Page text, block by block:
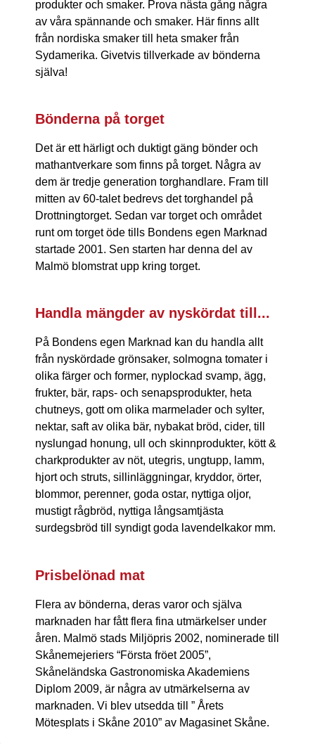
produkter och smaker. Prova nästa gång några
av våra spännande och smaker. Här finns allt
från nordiska smaker till heta smaker från
Sydamerika. Givetvis tillverkade av bönderna
själva!
Bönderna på torget
Det är ett härligt och duktigt gäng bönder och
mathantverkare som finns på torget. Några av
dem är tredje generation torghandlare. Fram till
mitten av 60-talet bedrevs det torghandel på
Drottningtorget. Sedan var torget och området
runt om torget öde tills Bondens egen Marknad
startade 2001. Sen starten har denna del av
Malmö blomstrat upp kring torget.
Handla mängder av nyskördat till...
På Bondens egen Marknad kan du handla allt
från nyskördade grönsaker, solmogna tomater i
olika färger och former, nyplockad svamp, ägg,
frukter, bär, raps- och senapsprodukter, heta
chutneys, gott om olika marmelader och sylter,
nektar, saft av olika bär, nybakat bröd, cider, till
nyslungad honung, ull och skinnprodukter, kött &
charkprodukter av nöt, utegris, ungtupp, lamm,
hjort och struts, sillinläggningar, kryddor, örter,
blommor, perenner, goda ostar, nyttiga oljor,
mustigt rågbröd, nyttiga långsamtjästa
surdegsbröd till syndigt goda lavendelkakor mm.
Prisbelönad mat
Flera av bönderna, deras varor och själva
marknaden har fått flera fina utmärkelser under
åren. Malmö stads Miljöpris 2002, nominerade till
Skånemejeriers “Första fröet 2005”,
Skåneländska Gastronomiska Akademiens
Diplom 2009, är några av utmärkelserna av
marknaden. Vi blev utsedda till ” Årets
Mötesplats i Skåne 2010” av Magasinet Skåne.